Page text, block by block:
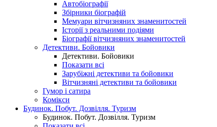
Автобіографії
Збірники біографій
Мемуари вітчизняних знаменитостей
Історії з реальними подіями
Біографії вітчизняних знаменитостей
Детективи. Бойовики
Детективи. Бойовики
Показати всі
Зарубіжні детективи та бойовики
Вітчизняні детективи та бойовики
Гумор і сатира
Комікси
Будинок. Побут. Дозвілля. Туризм
Будинок. Побут. Дозвілля. Туризм